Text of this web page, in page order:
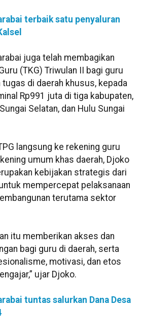
terbaik satu penyaluran
juga telah membagikan
(TKG) Triwulan II bagi guru
tugas di daerah khusus, kepada
Rp991 juta di tiga kabupaten,
Selatan, dan Hulu Sungai
langsung ke rekening guru
umum khas daerah, Djoko
kebijakan strategis dari
mempercepat pelaksanaan
terutama sektor
itu memberikan akses dan
bagi guru di daerah, serta
motivasi, dan etos
ujar Djoko.
tuntas salurkan Dana Desa